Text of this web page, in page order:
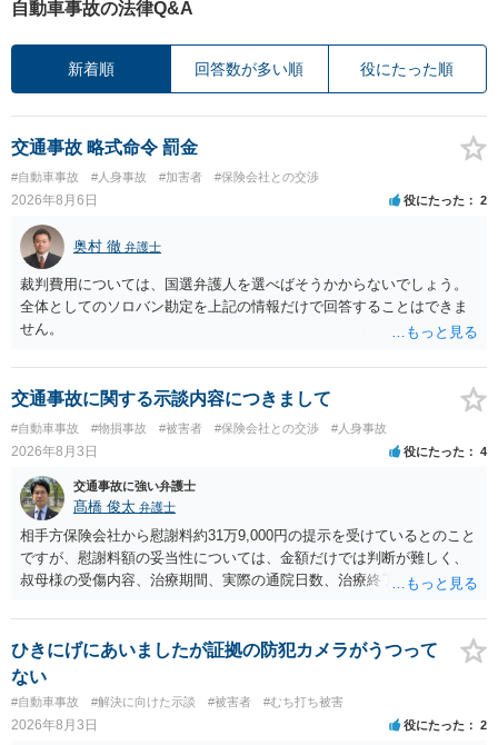
自動車事故の法律Q&A
新着順 回答数が多い順 役にたった順
交通事故 略式命令 罰金
#自動車事故 #人身事故 #加害者 #保険会社との交渉
2026年8月6日 役にたった 2
奥村 徹 弁護士
裁判費用については、国選弁護人を選べばそうかからないでしょう。
全体としてのソロバン勘定を上記の情報だけで回答することはできま
せん。
交通事故に関する示談内容につきまして
#自動車事故 #物損事故 #被害者 #保険会社との交渉 #人身事故
2026年8月3日 役にたった 4
交通事故に強い弁護士
髙橋 俊太 弁護士
相手方保険会社から慰謝料約31万9,000円の提示を受けているとのこと
ですが、慰謝料額の妥当性については、金額だけでは判断が難しく、
叔母様の受傷内容、治療期間、実際の通院日数、治療終了の経緯、後
確認する必要があります。保険会社から提示される慰謝料額について
は、弁護士が介入することにより増額を検討できる場合がありますの
で、以下の資料・情報を準備した上で、弁護士に個別に相談すること
をお勧めいたします。 ・相手方保険会社から届いている示談金額の提
示書類 ・叔母様の診断名、けがの内容 ・治療開始日及び治療終了日
・入院の有無、通院回数 ・現在も症状が残っているか ・叔母様ご本人
ひきにげにあいましたが証拠の防犯カメラがうつって
ない
#自動車事故 #解決に向けた示談 #被害者 #むち打ち被害
2026年8月3日 役にたった 2